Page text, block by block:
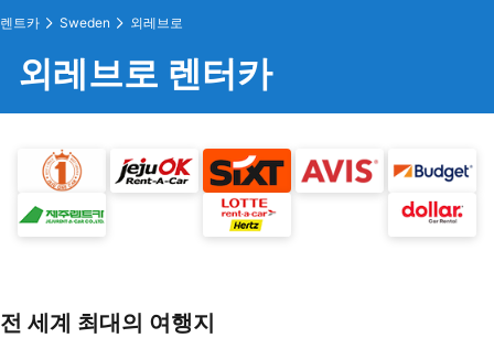
렌트카 Sweden 외레브로
외레브로 렌터카
전 세계 최대의 여행지